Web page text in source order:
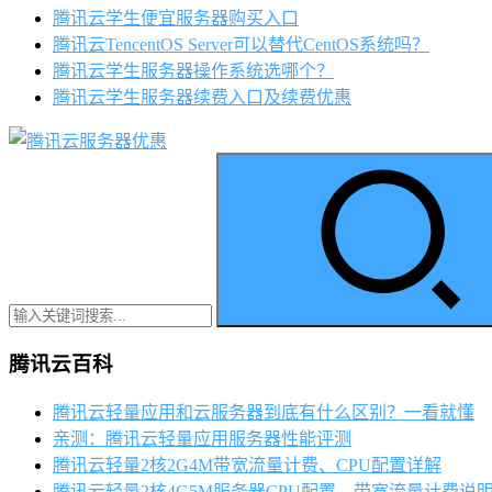
腾讯云学生便宜服务器购买入口
腾讯云TencentOS Server可以替代CentOS系统吗？
腾讯云学生服务器操作系统选哪个？
腾讯云学生服务器续费入口及续费优惠
腾讯云百科
腾讯云轻量应用和云服务器到底有什么区别？一看就懂
亲测：腾讯云轻量应用服务器性能评测
腾讯云轻量2核2G4M带宽流量计费、CPU配置详解